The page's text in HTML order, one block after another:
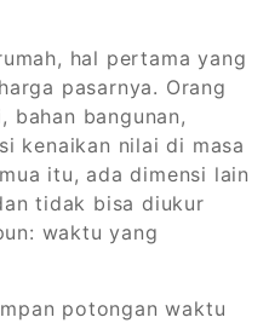
hal pertama yang
pasarnya. Orang
bahan bangunan,
kenaikan nilai di masa
itu, ada dimensi lain
tidak bisa diukur
waktu yang
potongan waktu